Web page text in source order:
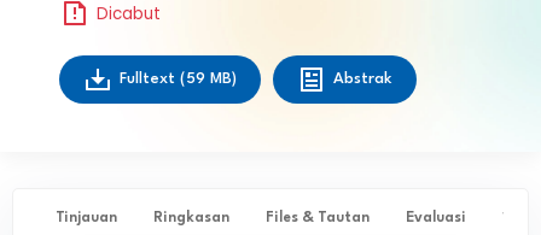
Dicabut
Fulltext (59 MB) Abstrak
Tinjauan Ringkasan Files & Tautan Evaluasi ✨